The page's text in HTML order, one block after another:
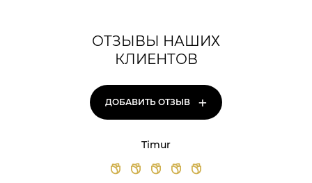
ОТЗЫВЫ НАШИХ
КЛИЕНТОВ
ДОБАВИТЬ ОТЗЫВ +
Timur